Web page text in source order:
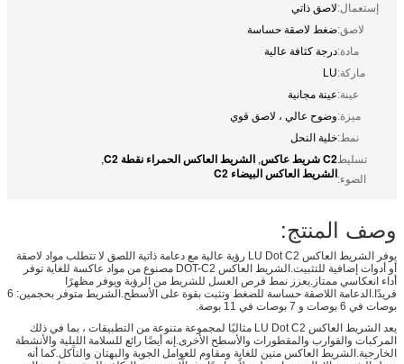
إستعمال:لاصق ذاتي
لاصق:ضغط لاصقة حساسة
مادة:درجة كثافة عالية
ماركة:LU
عينة:عينة مجانية
ميزة:وضوح عالي ، لاصق قوي
نمط:خلية النحل
تسليط
الضوء:
C2 شريط عاكس , الشريط العاكس الحمراء نقطة C2 ,
الشريط العاكس البيضاء C2
وصف المنتج:
يوفر الشريط العاكس LU Dot C2 رؤية عالية مع دعامة ذاتية اللصق لا تتطلب مواد لاصقة
أو أدوات إضافية للتثبيت.الشريط العاكس DOT-C2 مصنوع من مواد عاكسة للغاية توفر
أداء انعكاسي ممتاز.يعزز نمط قرص العسل للشريط من الرؤية ويوفر مظهرًا
فريدًا.الدعامة اللاصقة حساسة للضغط وتثبت بقوة على الأسطح.الشريط متوفر بحجمين: 6
بوصات في 6 بوصات و 7 بوصات في 11 بوصة.
يعد الشريط العاكس LU Dot C2 مثاليًا لمجموعة متنوعة من التطبيقات ، بما في ذلك
المركبات والقوارب والمقطورات والأسطح الأخرى.إنه أيضًا رائع للسلامة الليلية والأنشطة
الخارجية.الشريط العاكس متين للغاية ومقاوم للعوامل الجوية والبهتان والتآكل.كما أنه